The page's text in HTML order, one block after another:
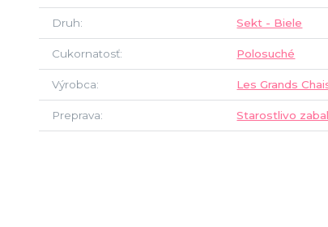
Druh Sekt - Biele
Cukornatosť Polosuché
Výrobca Les Grands
Preprava Starostlivo